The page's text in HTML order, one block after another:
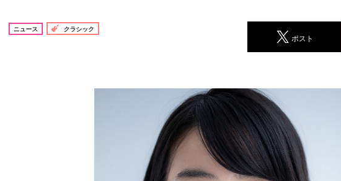
ニュース クラシック
ポスト